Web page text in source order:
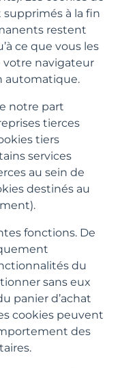
à la fin
restent
ce que vous les
navigateur
automatique.
notre part
tierces
tiers
services
au sein de
destinés au
fonctions. De
du
sans eux
panier d’achat
cookies peuvent
des